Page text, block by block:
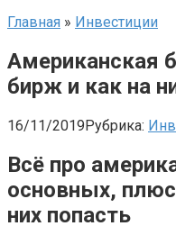
Главная » Инвестиции
Американская
бирж и как на
16/11/2019Рубрика:
Всё про
основных,
них попасть